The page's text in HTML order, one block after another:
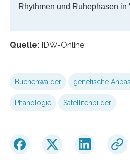
Rhythmen und Ruhephasen in
Quelle: IDW-Online
Buchenwälder genetische
Phänologie Satellitenbilder